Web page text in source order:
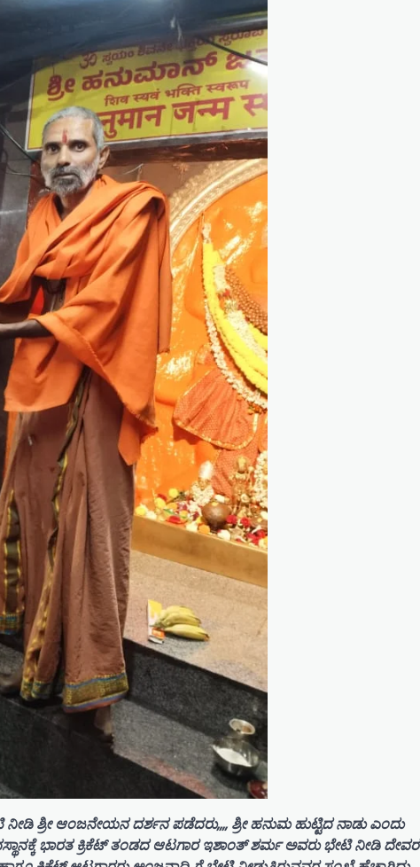
ಶ್ರೀ ಆಂಜನೇಯನ ದರ್ಶನ ಪಡೆದರು,,,, ಶ್ರೀ ಹನುಮ ಹುಟ್ಟಿದ ನಾಡು ಎಂದು
ಭಾರತ ಕ್ರಿಕೆಟ್ ತಂಡದ ಆಟಗಾರ ಇಶಾಂತ್ ಶರ್ಮ ಅವರು ಭೇಟಿ ನೀಡಿ ದೇವರ